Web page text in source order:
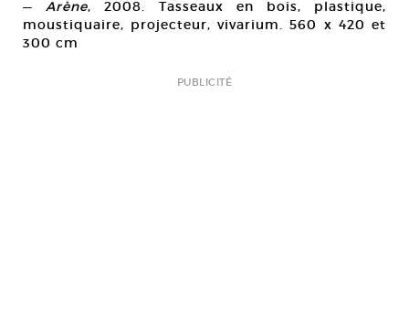
—Arène, 2008. Tasseaux en bois, plastique,
moustiquaire, projecteur, vivarium. 560 x 420 et
300 cm
PUBLICITÉ